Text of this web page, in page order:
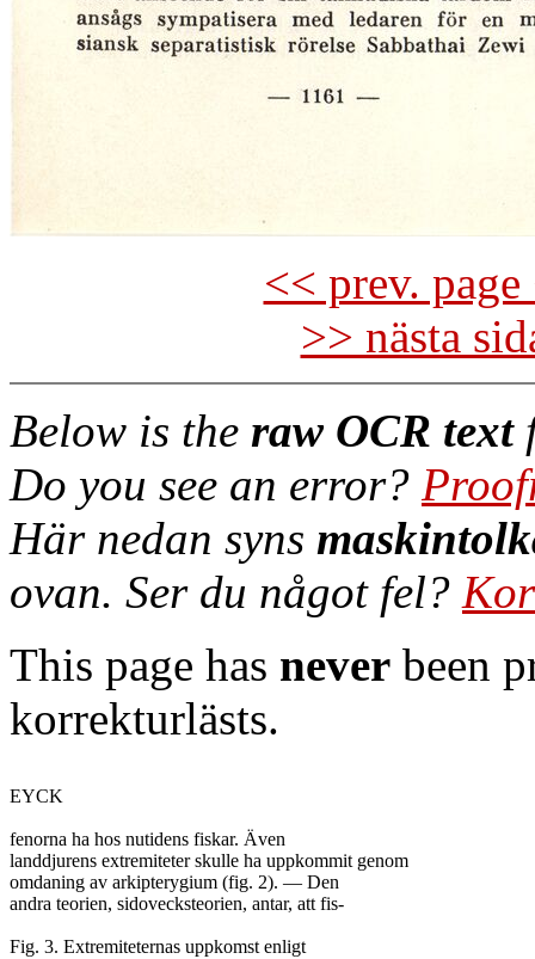
<< prev.
>> nästa
Below is the raw OCR text
Do you see an error?
Här nedan syns
ovan. Ser du något fel?
This page has never been
korrekturlästs.
EYCK
fenorna ha hos nutidens fiskar. Även
landdjurens extremiteter skulle ha uppkommit genom
omdaning av arkipterygium (fig. 2). — Den
andra teorien, sidovecksteorien, antar, att fis-
Fig. 3. Extremiteternas uppkomst enligt